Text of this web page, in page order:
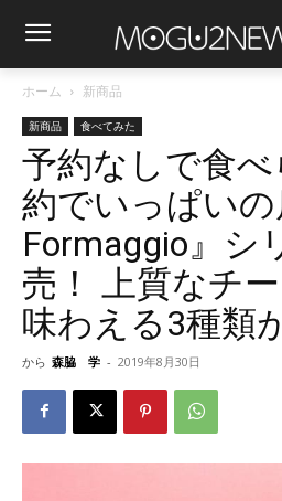
ホーム 新商品
新商品 食べてみた
予約なしで食
約でいっぱい
Formaggio』シ
売！ 上質なチ
味わえる3種類
から 森脇 学 - 2019年8月30日